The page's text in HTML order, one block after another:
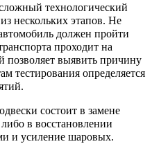
технологический
нескольких этапов. Не
должен пройти
проходит на
позволяет выявить причину
тестирования определяется
состоит в замене
в восстановлении
и усиление шаровых.